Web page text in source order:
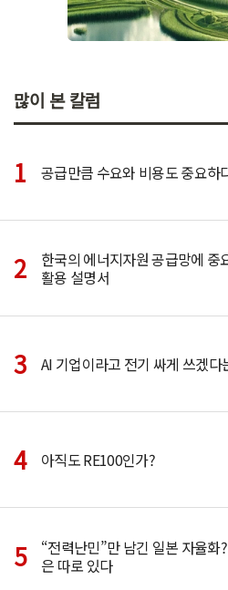
많이 본 칼럼
공급만큼 수요와 비용도 중요하
한국의 에너지자원 공급망에 중
활용 설명서
AI 기업이라고 전기 싸게 쓰겠다
아직도 RE100인가?
“전력난민”만 남긴 일본 자율
은 따로 있다